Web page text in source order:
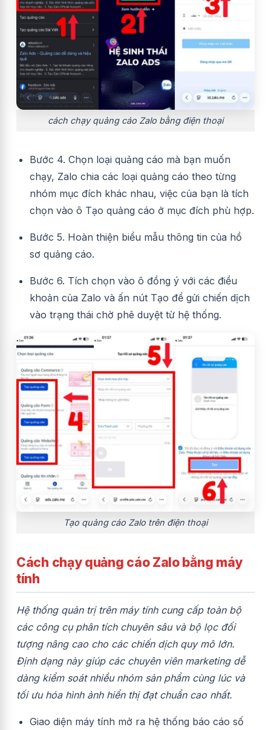
cách chạy quảng cáo Zalo bằng điện thoại
Bước 4. Chọn loại quảng cáo mà bạn muốn
chạy, Zalo chia các loại quảng cáo theo từng
nhóm mục đích khác nhau, việc của bạn là tích
chọn vào ô Tạo quảng cáo ở mục đích phù hợp.
Bước 5. Hoàn thiện biểu mẫu thông tin của hồ
sơ quảng cáo.
Bước 6. Tích chọn vào ô đồng ý với các điều
khoản của Zalo và ấn nút Tạo để gửi chiến dịch
vào trạng thái chờ phê duyệt từ hệ thống.
Tạo quảng cáo Zalo trên điện thoại
Cách chạy quảng cáo Zalo bằng máy
tính
Hệ thống quản trị trên máy tính cung cấp toàn bộ
các công cụ phân tích chuyên sâu và bộ lọc đối
tượng nâng cao cho các chiến dịch quy mô lớn.
Định dạng này giúp các chuyên viên marketing dễ
dàng kiểm soát nhiều nhóm sản phẩm cùng lúc và
tối ưu hóa hình ảnh hiển thị đạt chuẩn cao nhất.
Giao diện máy tính mở ra hệ thống báo cáo số